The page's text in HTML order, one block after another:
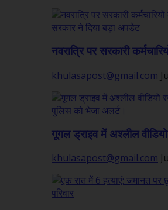
नवरात्रि पर सरकारी
khulasapost@gmail.com
गूगल ड्राइव में अश्लील
khulasapost@gmail.com